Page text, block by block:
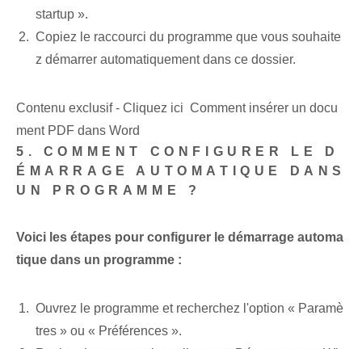
startup ».
Copiez le raccourci du programme que vous souhaite
z démarrer automatiquement dans ce dossier.
Contenu exclusif - Cliquez ici Comment insérer un docu
ment PDF dans Word
5. COMMENT CONFIGURER LE D
ÉMARRAGE AUTOMATIQUE DANS
UN PROGRAMME ?
Voici les étapes pour configurer le démarrage automa
tique dans un programme :
Ouvrez le programme et recherchez l'option « Paramè
tres » ou « Préférences ».